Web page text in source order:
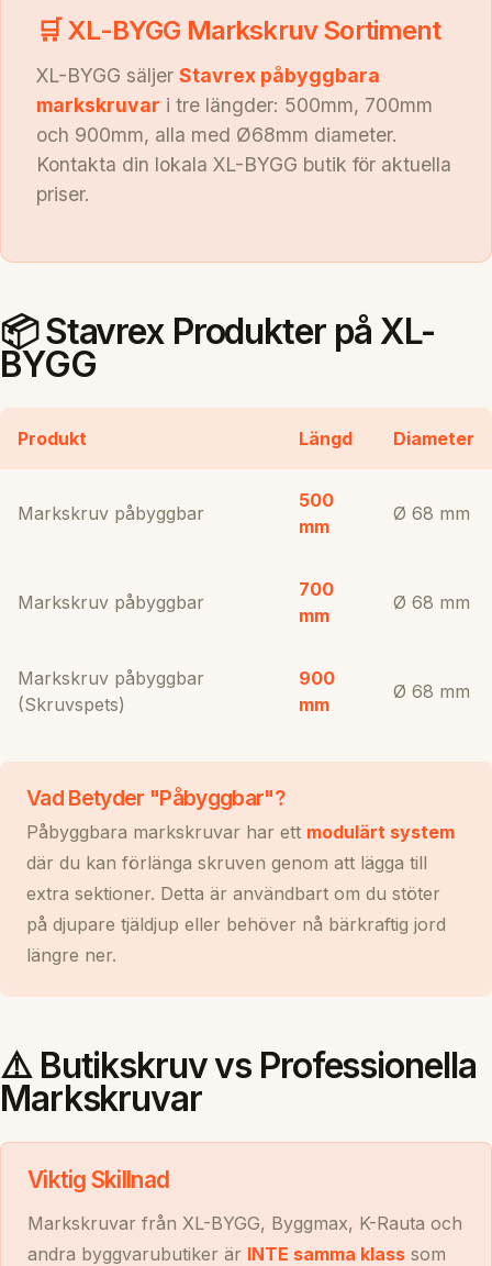
🛒 XL-BYGG Markskruv Sortiment
XL-BYGG säljer Stavrex påbyggbara
markskruvar i tre längder: 500mm, 700mm
och 900mm, alla med Ø68mm diameter.
Kontakta din lokala XL-BYGG butik för aktuella
priser.
📦 Stavrex Produkter på XL-
BYGG
Produkt Längd Diameter
Markskruv påbyggbar
500
mm
Ø 68 mm
Markskruv påbyggbar
700
mm
Ø 68 mm
Markskruv påbyggbar
(Skruvspets)
900
mm
Ø 68 mm
Vad Betyder "Påbyggbar"?
Påbyggbara markskruvar har ett modulärt system
där du kan förlänga skruven genom att lägga till
extra sektioner. Detta är användbart om du stöter
på djupare tjäldjup eller behöver nå bärkraftig jord
längre ner.
⚠️ Butikskruv vs Professionella
Markskruvar
Viktig Skillnad
Markskruvar från XL-BYGG, Byggmax, K-Rauta och
andra byggvarubutiker är INTE samma klass som